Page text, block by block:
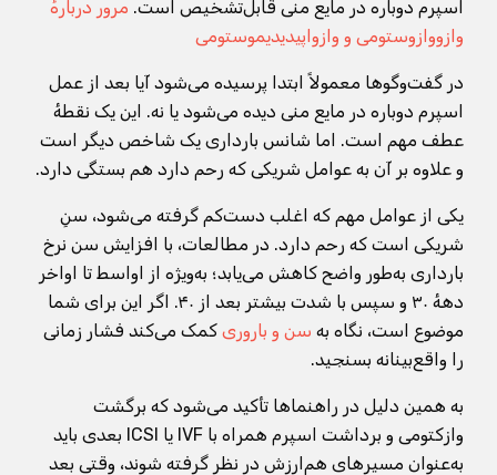
اسپرم دوباره در مایع منی قابل‌تشخیص است. مرور دربارهٔ
وازووازوستومی و وازواپیدیدیموستومی
در گفت‌وگوها معمولاً ابتدا پرسیده می‌شود آیا بعد از عمل
اسپرم دوباره در مایع منی دیده می‌شود یا نه. این یک نقطهٔ
عطف مهم است. اما شانس بارداری یک شاخص دیگر است
و علاوه بر آن به عوامل شریکی که رحم دارد هم بستگی دارد.
یکی از عوامل مهم که اغلب دست‌کم گرفته می‌شود، سنِ
شریکی است که رحم دارد. در مطالعات، با افزایش سن نرخ
بارداری به‌طور واضح کاهش می‌یابد؛ به‌ویژه از اواسط تا اواخر
دههٔ ۳۰ و سپس با شدت بیشتر بعد از ۴۰. اگر این برای شما
موضوع است، نگاه به سن و باروری کمک می‌کند فشار زمانی
را واقع‌بینانه بسنجید.
به همین دلیل در راهنماها تأکید می‌شود که برگشت
وازکتومی و برداشت اسپرم همراه با IVF یا ICSI بعدی باید
به‌عنوان مسیرهای هم‌ارزش در نظر گرفته شوند، وقتی بعد